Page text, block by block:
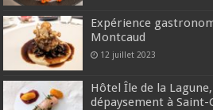
Expérience
Montcaud
12 juillet 2023
Hôtel Île de la
dépaysement à Saint-